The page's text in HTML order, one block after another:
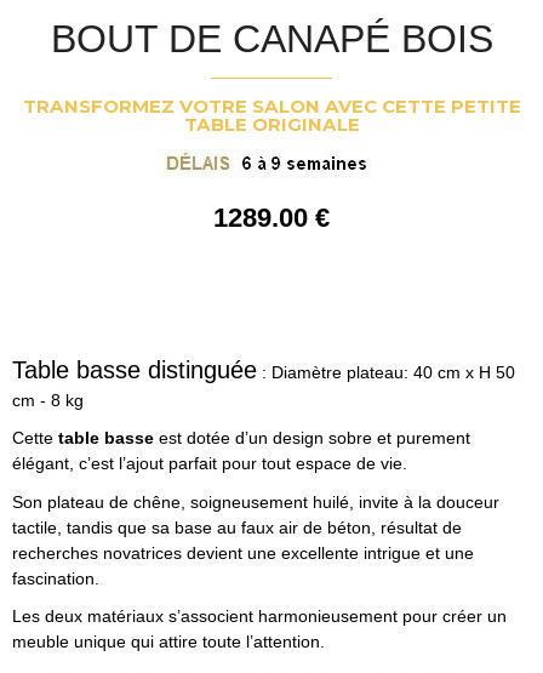
BOUT DE CANAPÉ BOIS
TRANSFORMEZ VOTRE SALON AVEC CETTE PETITE
TABLE ORIGINALE
1289.00 €
Table basse distinguée : Diamètre plateau: 40 cm x H 50
cm - 8 kg
Cette table basse est dotée d’un design sobre et purement
élégant, c’est l’ajout parfait pour tout espace de vie.
Son plateau de chêne, soigneusement huilé, invite à la douceur
tactile, tandis que sa base au faux air de béton, résultat de
recherches novatrices devient une excellente intrigue et une
fascination.
Les deux matériaux s’associent harmonieusement pour créer un
meuble unique qui attire toute l’attention.